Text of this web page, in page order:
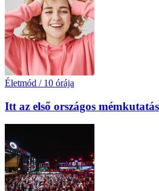
Életmód / 10 órája
Itt az első országos mémkutatás